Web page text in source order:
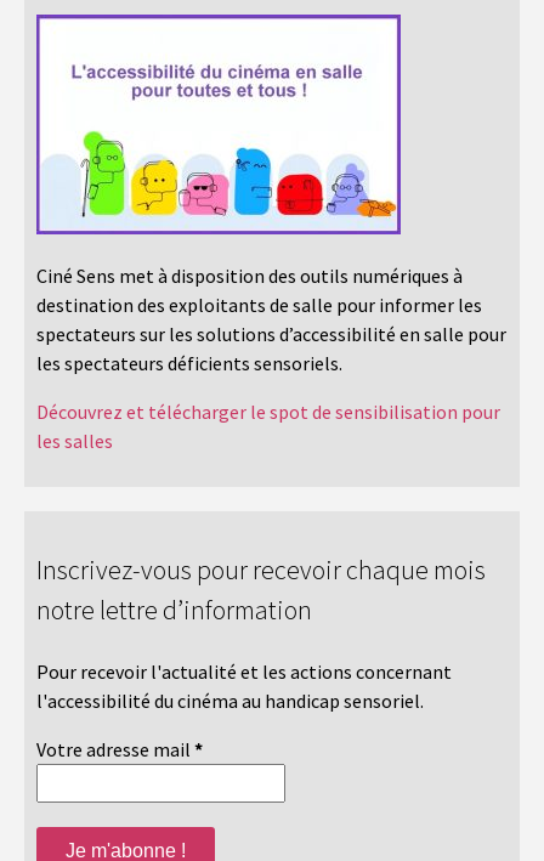
Ciné Sens met à disposition des outils numériques à
destination des exploitants de salle pour informer les
spectateurs sur les solutions d’accessibilité en salle pour
les spectateurs déficients sensoriels.
Découvrez et télécharger le spot de sensibilisation pour
les salles
Inscrivez-vous pour recevoir chaque mois
notre lettre d’information
Pour recevoir l'actualité et les actions concernant
l'accessibilité du cinéma au handicap sensoriel.
Votre adresse mail *